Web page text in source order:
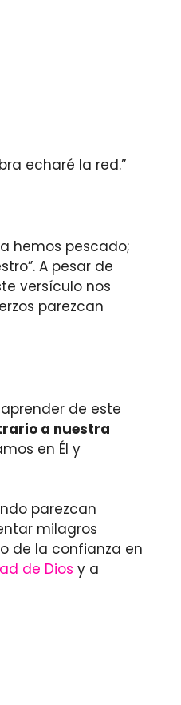
echaré la red.”
hemos pescado;
A pesar de
versículo nos
parezcan
de este
a nuestra
en Él y
parezcan
milagros
de la confianza en
de Dios y a